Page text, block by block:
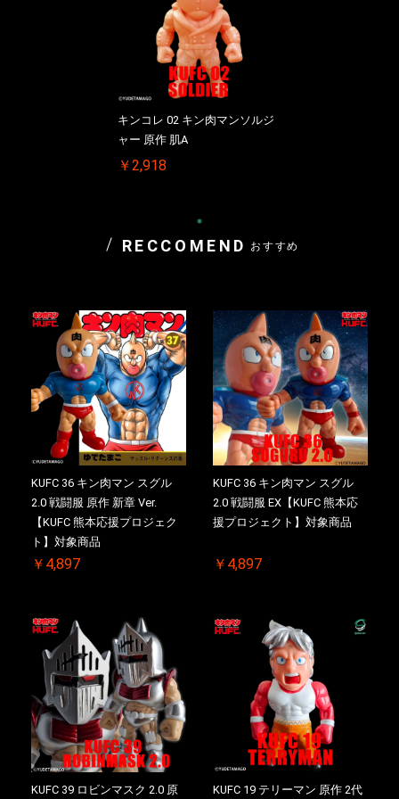
キンコレ 02 キン肉マンソルジ
ャー 原作 肌A
￥2,918
RECCOMEND おすすめ
KUFC 36 キン肉マン スグル
2.0 戦闘服 原作 新章 Ver.
【KUFC 熊本応援プロジェク
ト】対象商品
￥4,897
KUFC 36 キン肉マン スグル
2.0 戦闘服 EX【KUFC 熊本応
援プロジェクト】対象商品
￥4,897
KUFC 39 ロビンマスク 2.0 原 KUFC 19 テリーマン 原作 2代